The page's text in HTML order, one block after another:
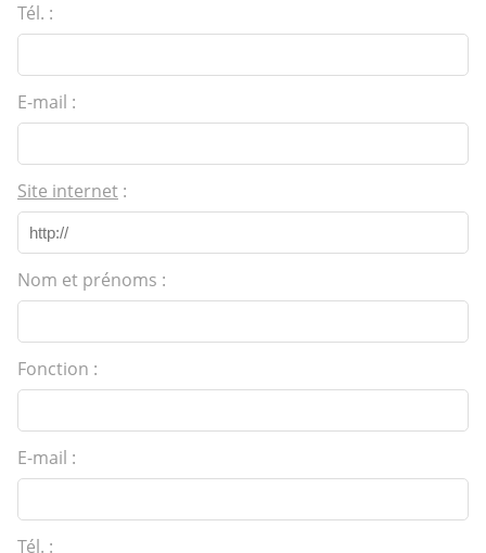
Tél. :
E-mail :
Site internet :
Nom et prénoms :
Fonction :
E-mail :
Tél. :